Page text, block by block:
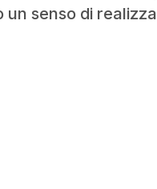
senso di